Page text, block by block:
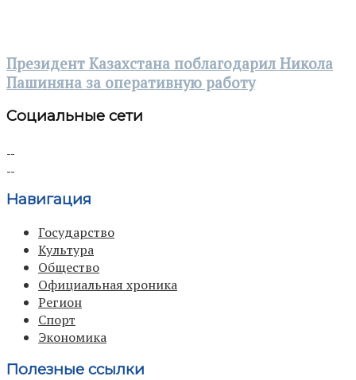
Президент Казахстана поблагодарил Никола
Пашиняна за оперативную работу
Социальные сети
Навигация
Государство
Культура
Общество
Официальная хроника
Регион
Спорт
Экономика
Полезные ссылки